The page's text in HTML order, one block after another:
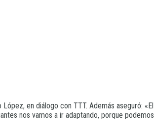
en diálogo con TTT. Además aseguró:
nos vamos a ir adaptando, porque